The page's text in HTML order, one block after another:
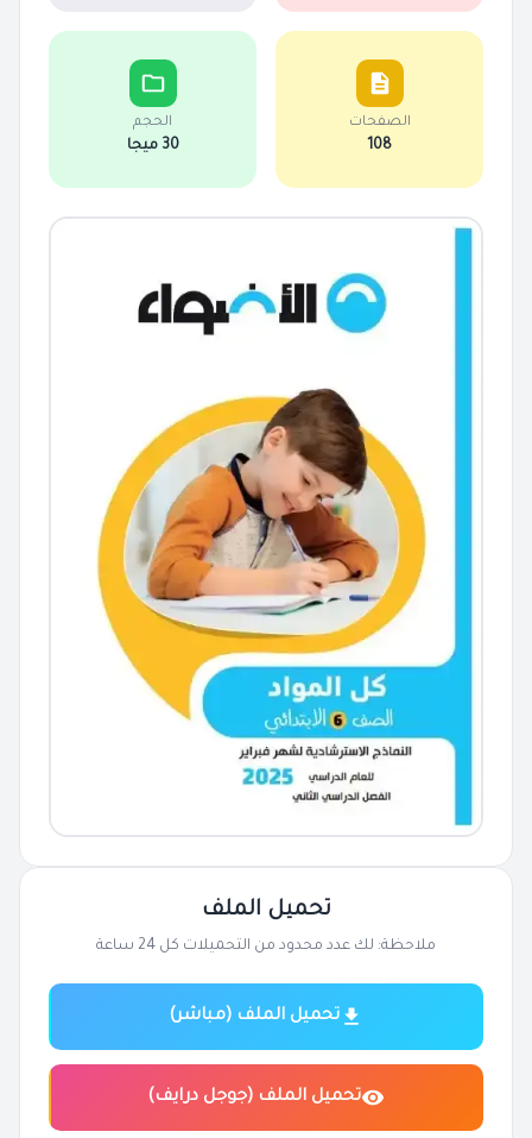
الصفحات
108
الحجم
30 ميجا
تحميل الملف
ملاحظة: لك عدد محدود من التحميلات كل 24 ساعة
تحميل الملف (مباشر)
تحميل الملف (جوجل درايف)